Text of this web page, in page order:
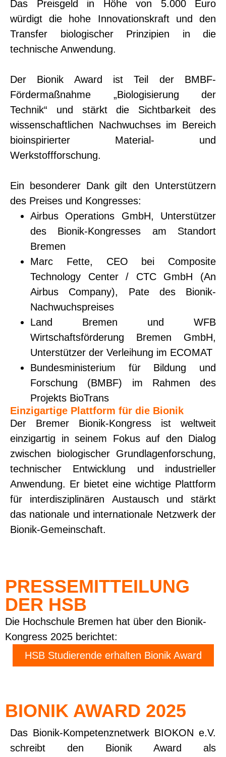
Das Preisgeld in Höhe von 5.000 Euro
würdigt die hohe Innovationskraft und den
Transfer biologischer Prinzipien in die
technische Anwendung.
Der Bionik Award ist Teil der BMBF-
Fördermaßnahme „Biologisierung der
Technik“ und stärkt die Sichtbarkeit des
wissenschaftlichen Nachwuchses im Bereich
bioinspirierter Material- und
Werkstoffforschung.
Ein besonderer Dank gilt den Unterstützern
des Preises und Kongresses:
Airbus Operations GmbH, Unterstützer
des Bionik-Kongresses am Standort
Bremen
Marc Fette, CEO bei Composite
Technology Center / CTC GmbH (An
Airbus Company), Pate des Bionik-
Nachwuchspreises
Land Bremen und WFB
Wirtschaftsförderung Bremen GmbH,
Unterstützer der Verleihung im ECOMAT
Bundesministerium für Bildung und
Forschung (BMBF) im Rahmen des
Projekts BioTrans
Einzigartige Plattform für die Bionik
Der Bremer Bionik-Kongress ist weltweit
einzigartig in seinem Fokus auf den Dialog
zwischen biologischer Grundlagenforschung,
technischer Entwicklung und industrieller
Anwendung. Er bietet eine wichtige Plattform
für interdisziplinären Austausch und stärkt
das nationale und internationale Netzwerk der
Bionik-Gemeinschaft.
PRESSEMITTEILUNG
DER HSB
Die Hochschule Bremen hat über den Bionik-
Kongress 2025 berichtet:
HSB Studierende erhalten Bionik Award
BIONIK AWARD 2025
Das Bionik-Kompetenznetwerk BIOKON e.V.
schreibt den Bionik Award als